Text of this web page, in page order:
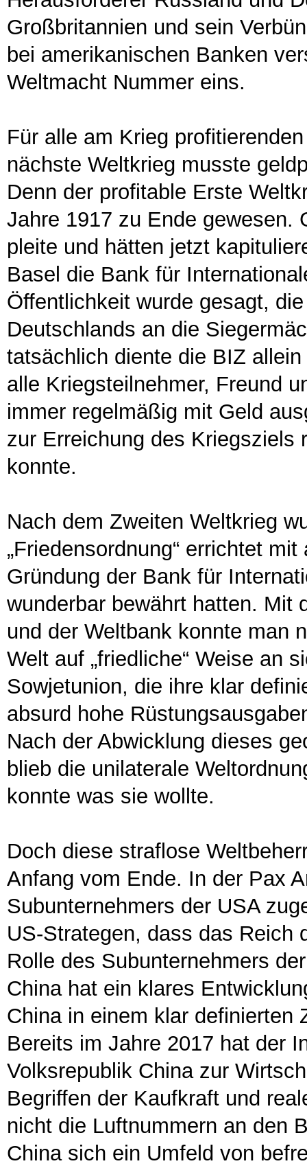
Großbritannien und sein
bei amerikanischen Banken
Weltmacht Nummer eins.
Für alle am Krieg
nächste Weltkrieg musste
Denn der profitable Erste
Jahre 1917 zu Ende gewesen.
pleite und hätten jetzt
Basel die Bank für
Öffentlichkeit wurde gesagt,
Deutschlands an die
tatsächlich diente die BIZ
alle Kriegsteilnehmer, Freund
immer regelmäßig mit Geld
zur Erreichung des Kriegsziels
konnte.
Nach dem Zweiten Weltkrieg
„Friedensordnung“ errichtet
Gründung der Bank für
wunderbar bewährt hatten. Mit
und der Weltbank konnte man
Welt auf „friedliche“ Weise an
Sowjetunion, die ihre klar
absurd hohe
Nach der Abwicklung dieses
blieb die unilaterale
konnte was sie wollte.
Doch diese straflose
Anfang vom Ende. In der Pax
Subunternehmers der USA
US-Strategen, dass das Reich
Rolle des Subunternehmers
China hat ein klares
China in einem klar definierten
Bereits im Jahre 2017 hat der
Volksrepublik China zur
Begriffen der Kaufkraft und
nicht die Luftnummern an den
China sich ein Umfeld von